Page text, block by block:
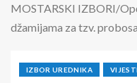
MOSTARSKI IZBORI/
džamijama za tzv.
IZBOR UREDNIKA VIJESTI